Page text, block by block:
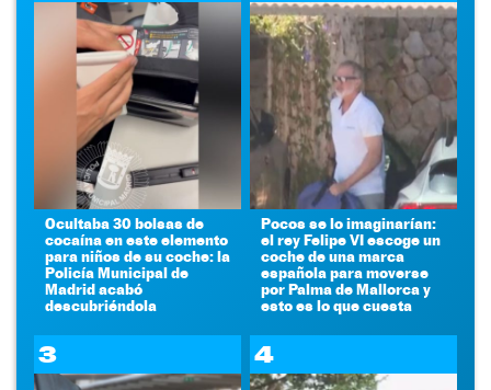
Ocultaba 30 bolsas de
cocaína en este elemento
para niños de su coche: la
Policía Municipal de
Madrid acabó
descubriéndola
Pocos se lo imaginarían:
el rey Felipe VI escoge un
coche de una marca
española para moverse
por Palma de Mallorca y
esto es lo que cuesta
3 4